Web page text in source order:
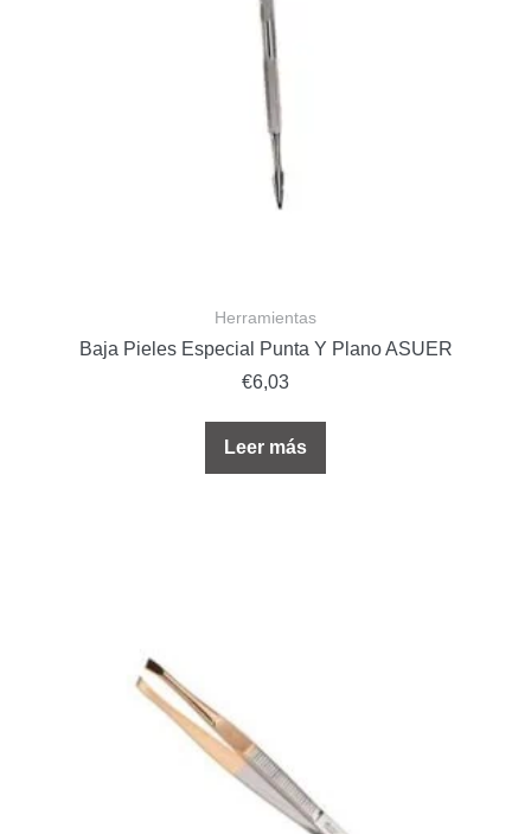
Herramientas
Baja Pieles Especial Punta Y Plano ASUER
€6,03
Leer más